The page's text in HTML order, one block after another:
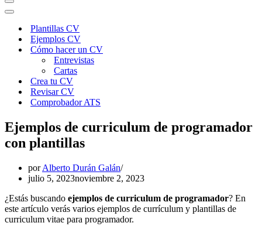
Menú
de
Menú
navegaciónPlantillas CV
Ejemplos CV
Cómo hacer un CV
Entrevistas
Cartas
Crea tu CV
Revisar CV
Comprobador ATS
Ejemplos de curriculum de programador
con plantillas
porAlberto Durán Galán
julio 5, 2023noviembre 2, 2023
¿Estás buscando ejemplos de curriculum de programador? En
este artículo verás varios ejemplos de currículum y plantillas de
curriculum vitae para programador.